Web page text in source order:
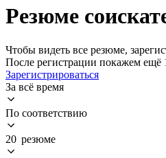
Резюме
Чтобы видеть все резюме,
После регистрации покажем ещё
Зарегистрироваться
За всё время
По соответствию
20 резюме